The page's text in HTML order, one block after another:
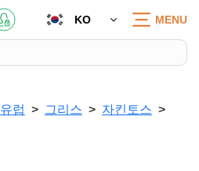
KO MENU
유럽 그리스 자킨토스